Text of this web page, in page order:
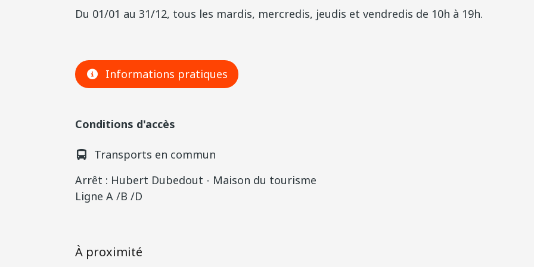
Du 01/01 au 31/12, tous les mardis, mercredis, jeudis et vendredis de 10h à 19h.
Informations pratiques
Conditions d'accès
Transports en commun
Arrêt : Hubert Dubedout - Maison du tourisme
Ligne A /B /D
À proximité